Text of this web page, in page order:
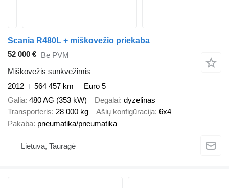
Scania R480L + miškovežio priekaba
52 000 € Be PVM
Miškovežis sunkvežimis
2012
564 457 km
Euro 5
Galia 480 AG (353 kW) Degalai dyzelinas
Transporteris 28 000 kg Ašių konfigūracija 6x4
Pakaba pneumatika/pneumatika
Lietuva, Tauragė